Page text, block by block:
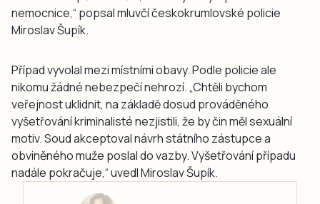
nemocnice,“ popsal mluvčí českokrumlovské policie
Miroslav Šupík.
Případ vyvolal mezi místními obavy. Podle policie ale
nikomu žádné nebezpečí nehrozí. „Chtěli bychom
veřejnost uklidnit, na základě dosud prováděného
vyšetřování kriminalisté nezjistili, že by čin měl sexuální
motiv. Soud akceptoval návrh státního zástupce a
obviněného muže poslal do vazby. Vyšetřování případu
nadále pokračuje,“ uvedl Miroslav Šupík.